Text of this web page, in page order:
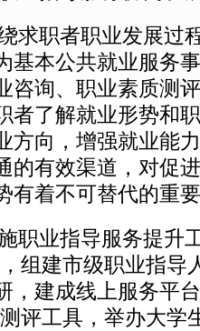
求职者职业发展过
基本公共就业服务
咨询、职业素质测
者了解就业形势和
方向，增强就业能
的有效渠道，对促
有着不可替代的重
职业指导服务提升
组建市级职业指导
，建成线上服务平
评工具，举办大学